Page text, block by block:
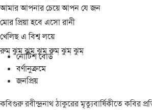
আমার আপনার চেয়ে আপন যে জন
মোর প্রিয়া হবে এসো রানী
খেলিছ এ বিশ্ব লয়ে
রুম্ ঝুম্ ঝুম্ ঝুম্ রুম্ ঝুম্ ঝুম্
নোটিশ বোর্ড
বর্ণানুক্রমে
জনপ্রিয়
কবিগুরু রবীন্দ্রনাথ ঠাকুরের মৃত্যুবার্ষিকীতে কবির